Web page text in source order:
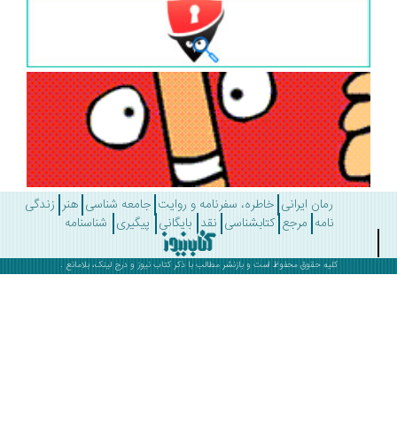
رمان ایرانی خاطره، سفرنامه و روایت جامعه شناسی هنر زندگی
مرجع کتابشناسی نقد بایگانی پیگیری شناسنامه
کلیه حقوق محفوظ است و بازنشر مطالب با ذکرکتاب نیوز و درج لینک، بلامانع .